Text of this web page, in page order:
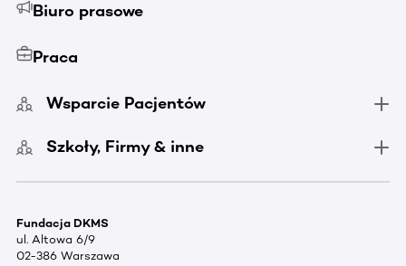
Biuro prasowe
Praca
Wsparcie Pacjentów
Szkoły, Firmy & inne
Fundacja DKMS
ul. Altowa 6/9
02-386 Warszawa